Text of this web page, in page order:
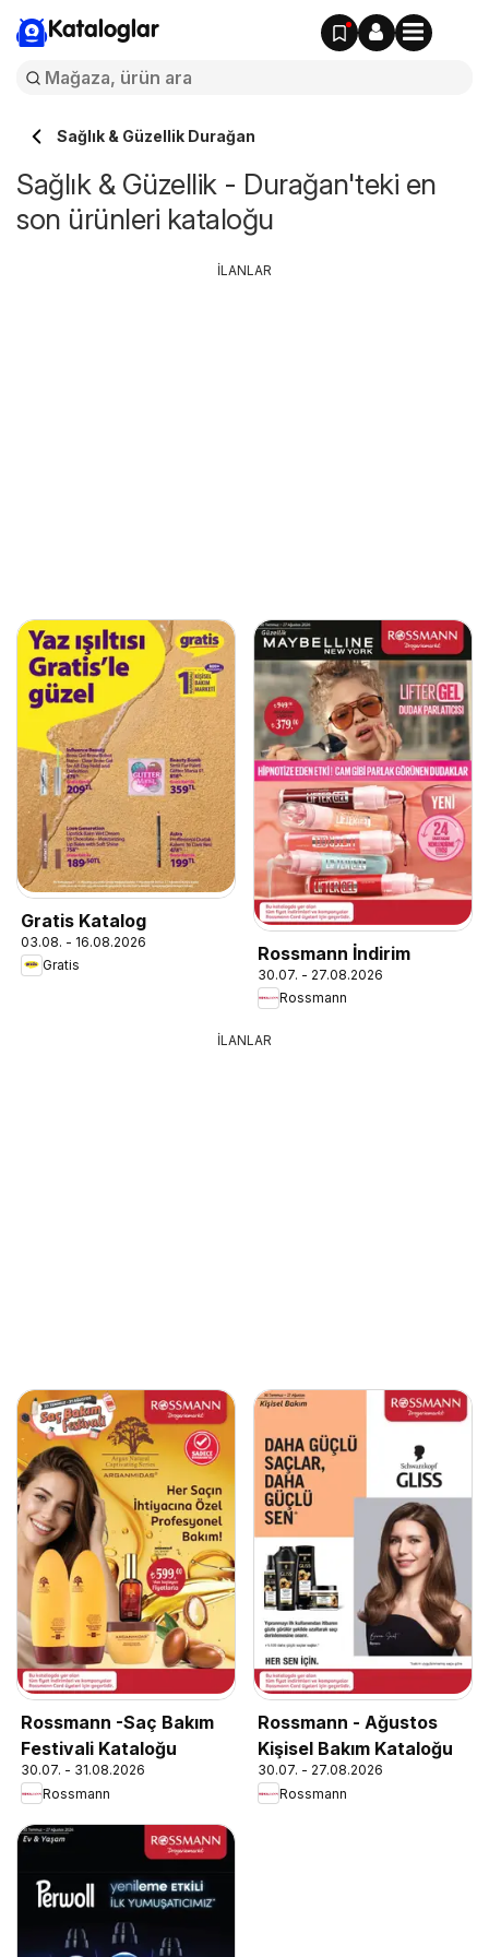
Kataloglar
Sağlık & Güzellik Durağan
Sağlık & Güzellik - Durağan'teki en
son ürünleri kataloğu
Gratis Katalog
03.08. - 16.08.2026
Gratis
Rossmann İndirim
30.07. - 27.08.2026
Rossmann
İLANLAR
İLANLAR
Rossmann -Saç Bakım
Festivali Kataloğu
30.07. - 31.08.2026
Rossmann
Rossmann - Ağustos
Kişisel Bakım Kataloğu
30.07. - 27.08.2026
Rossmann